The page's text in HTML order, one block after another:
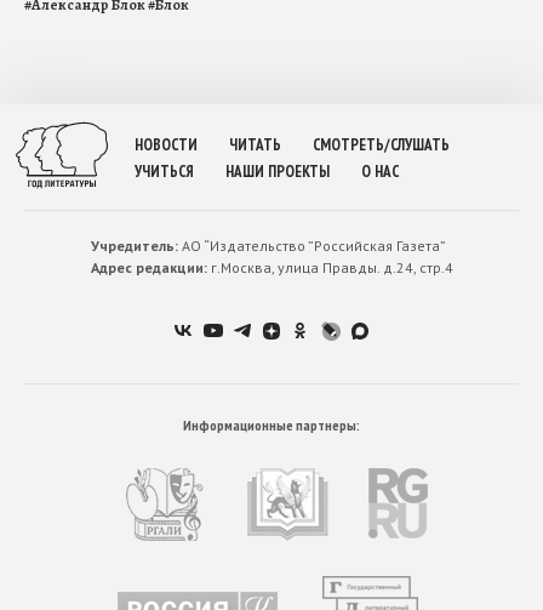
#Александр Блок#Блок
НОВОСТИ ЧИТАТЬ
СМОТРЕТЬ/СЛУШАТЬ
УЧИТЬСЯ
НАШИ ПРОЕКТЫ О НАС
Учредитель:АО “Издательство ”Российская Газета”
Адрес редакции:г.Москва, улица Правды. д.24, стр.4
Информационные партнеры: